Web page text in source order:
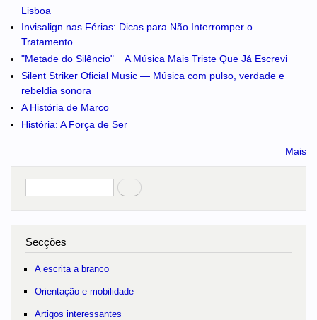
Lisboa
Invisalign nas Férias: Dicas para Não Interromper o
Tratamento
"Metade do Silêncio" _ A Música Mais Triste Que Já Escrevi
Silent Striker Oficial Music — Música com pulso, verdade e
rebeldia sonora
A História de Marco
História: A Força de Ser
Mais
Pesquisar
no portal
Secções
A escrita a branco
Orientação e mobilidade
Artigos interessantes